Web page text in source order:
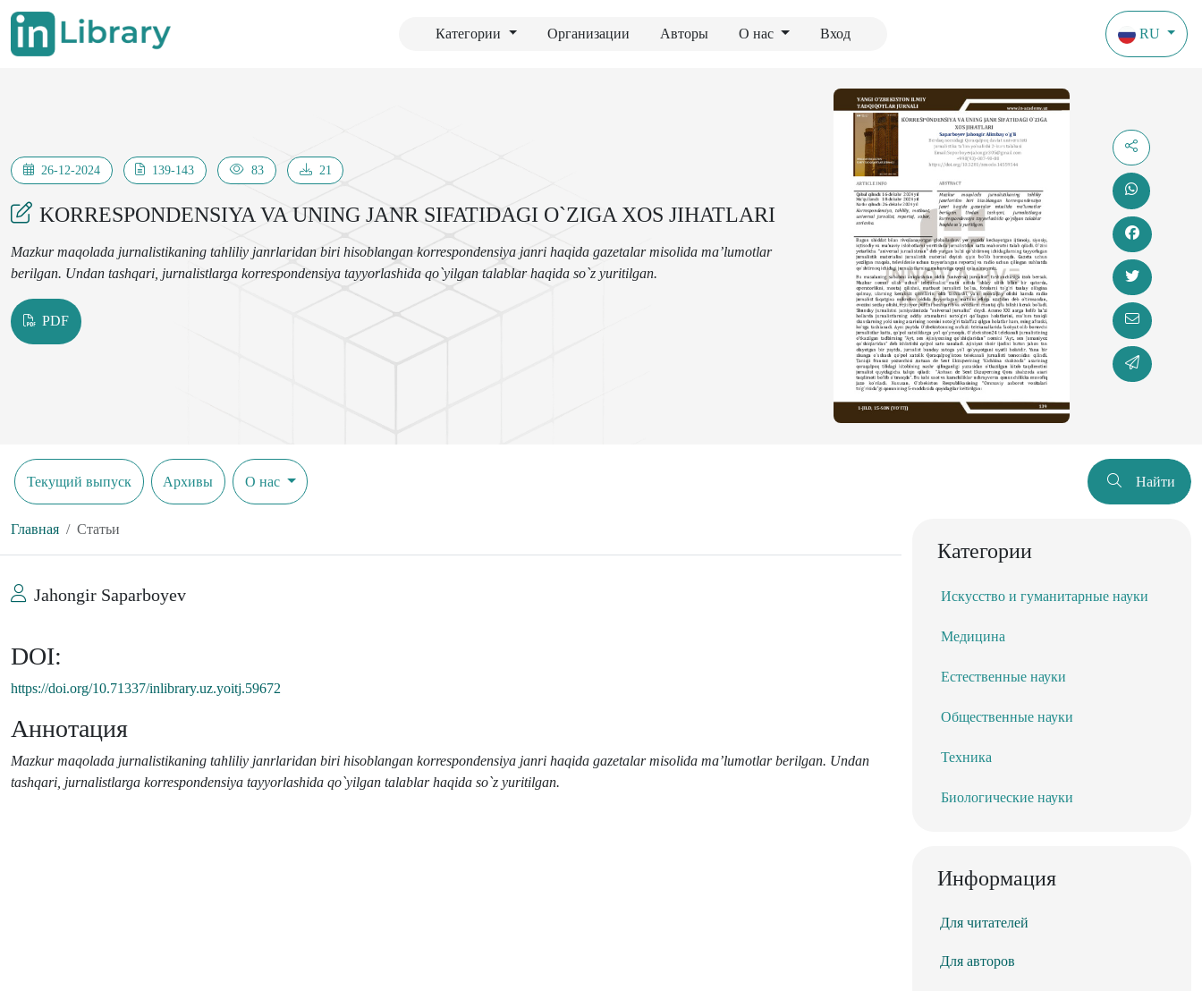
Категории Организации Авторы О нас Вход RU
26-12-2024 139-143 83 21
KORRESPONDENSIYA VA UNING JANR SIFATIDAGI O`ZIGA XOS JIHATLARI
Mazkur maqolada jurnalistikaning tahliliy janrlaridan biri hisoblangan korrespondensiya janri haqida gazetalar misolida ma’lumotlar
berilgan. Undan tashqari, jurnalistlarga korrespondensiya tayyorlashida qo`yilgan talablar haqida so`z yuritilgan.
PDF
Текущий выпуск Архивы О нас Найти
Главная Статьи
Jahongir Saparboyev
DOI:
https://doi.org/10.71337/inlibrary.uz.yoitj.59672
Аннотация
Mazkur maqolada jurnalistikaning tahliliy janrlaridan biri hisoblangan korrespondensiya janri haqida gazetalar misolida ma’lumotlar berilgan. Undan
tashqari, jurnalistlarga korrespondensiya tayyorlashida qo`yilgan talablar haqida so`z yuritilgan.
Категории
Искусство и гуманитарные науки
Медицина
Естественные науки
Общественные науки
Техника
Биологические науки
Информация
Для читателей
Для авторов